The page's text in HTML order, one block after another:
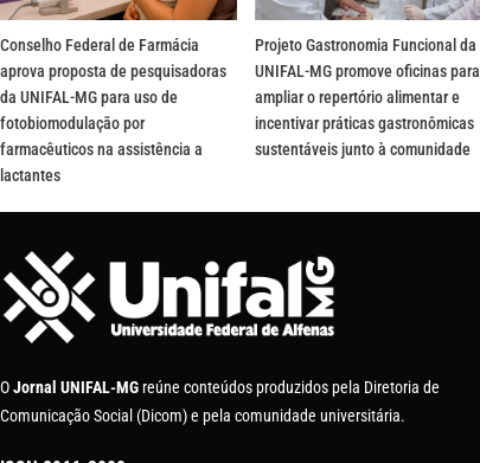
Conselho Federal de Farmácia
aprova proposta de pesquisadoras
da UNIFAL-MG para uso de
fotobiomodulação por
farmacêuticos na assistência a
lactantes
Projeto Gastronomia Funcional da
UNIFAL-MG promove oficinas para
ampliar o repertório alimentar e
incentivar práticas gastronômicas
sustentáveis junto à comunidade
OJornal UNIFAL-MG reúne conteúdos produzidos pela Diretoria de
Comunicação Social (Dicom) e pela comunidade universitária.